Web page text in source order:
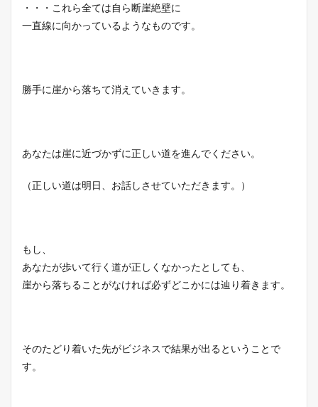
・・・これら全ては自ら断崖絶壁に
一直線に向かっているようなものです。
勝手に崖から落ちて消えていきます。
あなたは崖に近づかずに正しい道を進んでください。
（正しい道は明日、お話しさせていただきます。）
もし、
あなたが歩いて行く道が正しくなかったとしても、
崖から落ちることがなければ必ずどこかには辿り着きます。
そのたどり着いた先がビジネスで結果が出るということで
す。